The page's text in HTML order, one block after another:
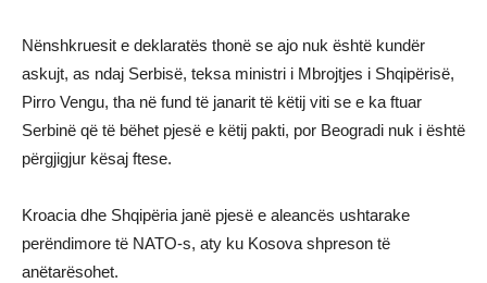
Nënshkruesit e deklaratës thonë se ajo nuk është kundër
askujt, as ndaj Serbisë, teksa ministri i Mbrojtjes i Shqipërisë,
Pirro Vengu, tha në fund të janarit të këtij viti se e ka ftuar
Serbinë që të bëhet pjesë e këtij pakti, por Beogradi nuk i është
përgjigjur kësaj ftese.
Kroacia dhe Shqipëria janë pjesë e aleancës ushtarake
perëndimore të NATO-s, aty ku Kosova shpreson të
anëtarësohet.